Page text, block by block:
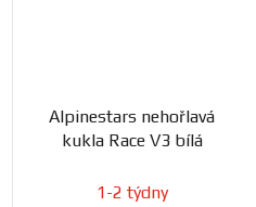
Alpinestars nehořlavá
kukla Race V3 bílá
1-2 týdny